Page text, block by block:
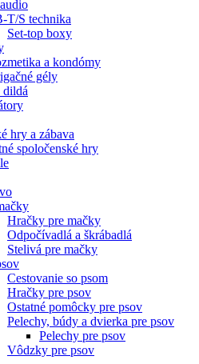
T/S technika
Set-top boxy
a kondómy
gély
dildá
hry a zábava
spoločenské hry
Hračky pre mačky
Odpočívadlá a škrábadlá
Stelivá pre mačky
Cestovanie so psom
Hračky pre psov
Ostatné pomôcky pre psov
Pelechy, búdy a dvierka pre psov
Pelechy pre psov
Vôdzky pre psov